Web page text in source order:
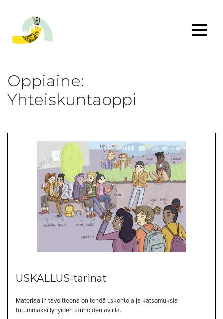
Oppiaine:
Yhteiskuntaoppi
USKALLUS-tarinat
Materiaalin tavoitteena on tehdä uskontoja ja katsomuksia
tutummaksi lyhyiden tarinoiden avulla.